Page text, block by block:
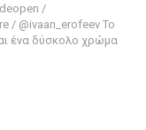
/
@ivaan_erofeev Το
ένα δύσκολο χρώμα